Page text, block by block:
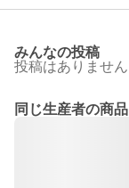
みんなの投稿
投稿はありません
同じ生産者の商品